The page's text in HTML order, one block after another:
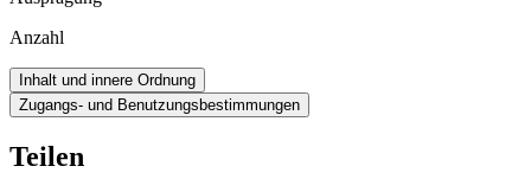
Anzahl
Inhalt und innere Ordnung
Zugangs- und Benutzungsbestimmungen
Teilen